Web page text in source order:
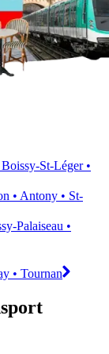
St-Léger •
• Antony • St-
Palaiseau •
• Tournan